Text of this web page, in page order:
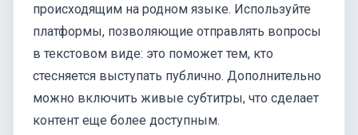
происходящим на родном языке. Используйте
платформы, позволяющие отправлять вопросы
в текстовом виде: это поможет тем, кто
стесняется выступать публично. Дополнительно
можно включить живые субтитры, что сделает
контент еще более доступным.